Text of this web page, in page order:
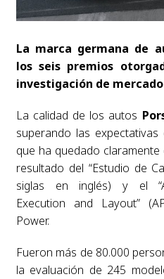
La marca germana de
los seis premios
investigación de mercado
La calidad de los autos
superando las
que ha quedado
resultado del “Estudio de
siglas en inglés) y el
Execution and Layout”
Power.
Fueron más de 80.000
la evaluación de 245